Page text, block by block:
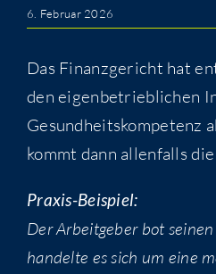
6. Februar 2026
Das Finanz­ge­richt hat
den eigen­be­trieb­li­chen
Gesund­heits­kom­pe­tenz
kommt dann allen­falls
Pra­xis-Bei­spiel:
Der Arbeit­ge­ber bot
han­del­te es sich um eine